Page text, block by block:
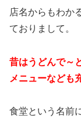
店名からもわか
ておりまして。
昔はうどんで～
メニューなども
食堂という名前